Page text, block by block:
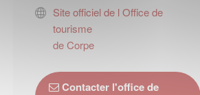
Site officiel de l Office de
tourisme
de Corpe
Contacter l'office de